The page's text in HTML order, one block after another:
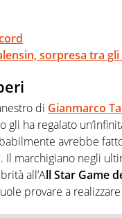
sorpresa tra
di Gianmarco
gli ha regalato
avrebbe
Il marchigiano negli
all’All Star Game
provare a